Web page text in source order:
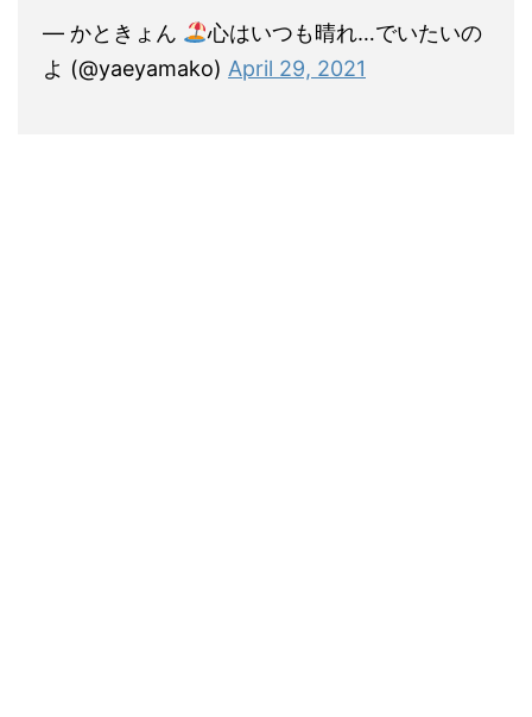
— かときょん
心はいつも晴れ…でいたいの
よ (@yaeyamako) April 29, 2021